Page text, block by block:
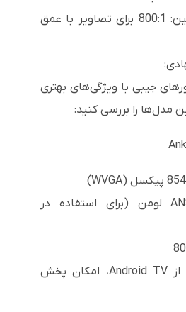
نسبت کنتراست پایین: 800:1 برای تصاویر با عمق
جیبی با ویژگی‌های بهتری
مدل‌ها را بررسی کنید:
روشنایی: 100 ANSI لومن (برای استفاده در
ویژگی‌ها: پشتیبانی از Android TV، امکان پخش